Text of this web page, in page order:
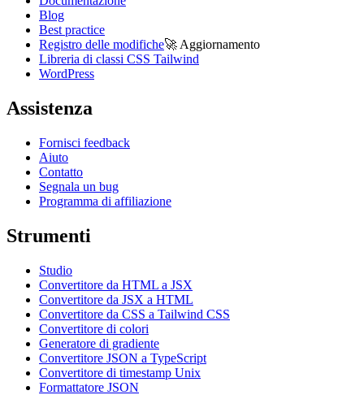
Blog
Best practice
Registro delle modifiche🚀 Aggiornamento
Libreria di classi CSS Tailwind
WordPress
Assistenza
Fornisci feedback
Aiuto
Contatto
Segnala un bug
Programma di affiliazione
Strumenti
Studio
Convertitore da HTML a JSX
Convertitore da JSX a HTML
Convertitore da CSS a Tailwind CSS
Convertitore di colori
Generatore di gradiente
Convertitore JSON a TypeScript
Convertitore di timestamp Unix
Formattatore JSON